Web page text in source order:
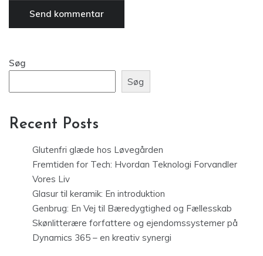
Søg
Søg
Recent Posts
Glutenfri glæde hos Løvegården
Fremtiden for Tech: Hvordan Teknologi Forvandler
Vores Liv
Glasur til keramik: En introduktion
Genbrug: En Vej til Bæredygtighed og Fællesskab
Skønlitterære forfattere og ejendomssystemer på
Dynamics 365 – en kreativ synergi